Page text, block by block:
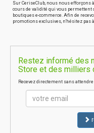
Sur CeriseClub, nous nous
cours de validité qui vous permettent
boutiques e-commerce. Afin de
promotions exclusives, n'hésitez pas
Restez informé des
Store et des milliers
Recevez directement sans